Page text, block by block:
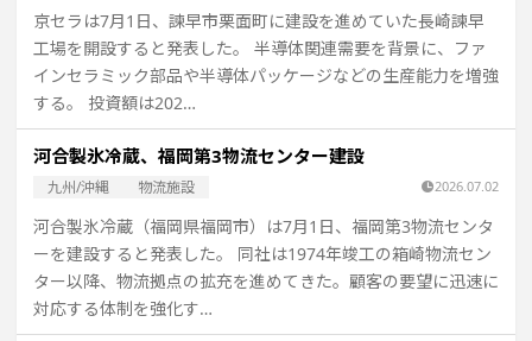
京セラは7月1日、諫早市栗面町に建設を進めていた長崎諫早
工場を開設すると発表した。 半導体関連需要を背景に、ファ
インセラミック部品や半導体パッケージなどの生産能力を増強
する。 投資額は202…
河合製氷冷蔵、福岡第3物流センター建設
九州/沖縄 物流施設 2026.07.02
河合製氷冷蔵（福岡県福岡市）は7月1日、福岡第3物流センタ
ーを建設すると発表した。 同社は1974年竣工の箱崎物流セン
ター以降、物流拠点の拡充を進めてきた。顧客の要望に迅速に
対応する体制を強化す…